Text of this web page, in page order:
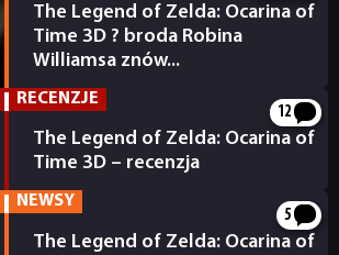
JUŻ GRALIŚMY
The Legend of Zelda: Ocarina of
Time 3D ? broda Robina
Williamsa znów...
RECENZJE
12
The Legend of Zelda: Ocarina of
Time 3D – recenzja
NEWSY
5
The Legend of Zelda: Ocarina of